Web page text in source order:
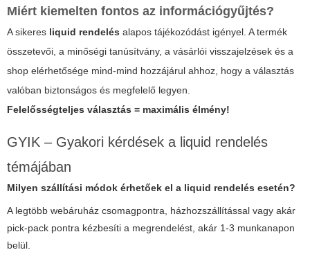
Miért kiemelten fontos az információgyűjtés?
A sikeres liquid rendelés alapos tájékozódást igényel. A termék
összetevői, a minőségi tanúsítvány, a vásárlói visszajelzések és a
shop elérhetősége mind-mind hozzájárul ahhoz, hogy a választás
valóban biztonságos és megfelelő legyen.
Felelősségteljes választás = maximális élmény!
GYIK – Gyakori kérdések a liquid rendelés
témájában
Milyen szállítási módok érhetőek el a liquid rendelés esetén?
A legtöbb webáruház csomagpontra, házhozszállítással vagy akár
pick-pack pontra kézbesíti a megrendelést, akár 1-3 munkanapon
belül.